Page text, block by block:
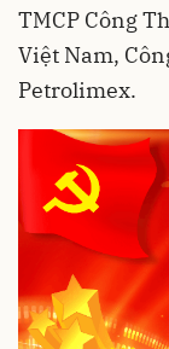
TMCP Công
Việt Nam,
Petrolimex.